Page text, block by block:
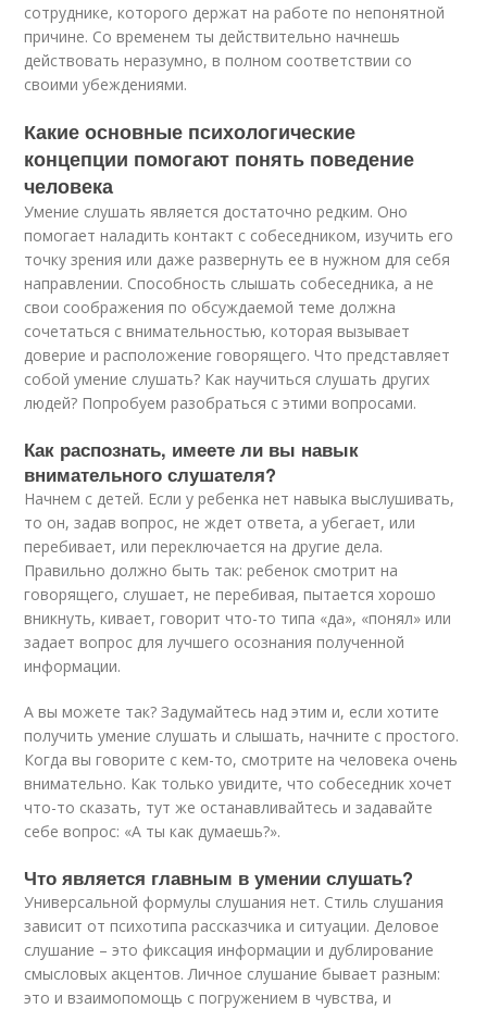
сотруднике, которого держат на работе по непонятной
причине. Со временем ты действительно начнешь
действовать неразумно, в полном соответствии со
своими убеждениями.
Какие основные психологические
концепции помогают понять поведение
человека
Умение слушать является достаточно редким. Оно
помогает наладить контакт с собеседником, изучить его
точку зрения или даже развернуть ее в нужном для себя
направлении. Способность слышать собеседника, а не
свои соображения по обсуждаемой теме должна
сочетаться с внимательностью, которая вызывает
доверие и расположение говорящего. Что представляет
собой умение слушать? Как научиться слушать других
людей? Попробуем разобраться с этими вопросами.
Как распознать, имеете ли вы навык
внимательного слушателя?
Начнем с детей. Если у ребенка нет навыка выслушивать,
то он, задав вопрос, не ждет ответа, а убегает, или
перебивает, или переключается на другие дела.
Правильно должно быть так: ребенок смотрит на
говорящего, слушает, не перебивая, пытается хорошо
вникнуть, кивает, говорит что-то типа «да», «понял» или
задает вопрос для лучшего осознания полученной
информации.
А вы можете так? Задумайтесь над этим и, если хотите
получить умение слушать и слышать, начните с простого.
Когда вы говорите с кем-то, смотрите на человека очень
внимательно. Как только увидите, что собеседник хочет
что-то сказать, тут же останавливайтесь и задавайте
себе вопрос: «А ты как думаешь?».
Что является главным в умении слушать?
Универсальной формулы слушания нет. Стиль слушания
зависит от психотипа рассказчика и ситуации. Деловое
слушание – это фиксация информации и дублирование
смысловых акцентов. Личное слушание бывает разным:
это и взаимопомощь с погружением в чувства, и